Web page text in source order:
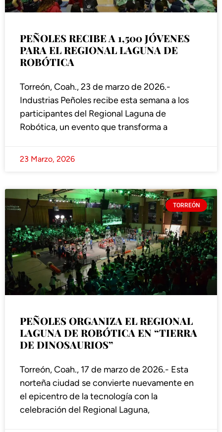
PEÑOLES RECIBE A 1,500 JÓVENES
PARA EL REGIONAL LAGUNA DE
ROBÓTICA
Torreón, Coah., 23 de marzo de 2026.-
Industrias Peñoles recibe esta semana a los
participantes del Regional Laguna de
Robótica, un evento que transforma a
23 Marzo, 2026
TORREÓN
PEÑOLES ORGANIZA EL REGIONAL
LAGUNA DE ROBÓTICA EN “TIERRA
DE DINOSAURIOS”
Torreón, Coah., 17 de marzo de 2026.- Esta
norteña ciudad se convierte nuevamente en
el epicentro de la tecnología con la
celebración del Regional Laguna,